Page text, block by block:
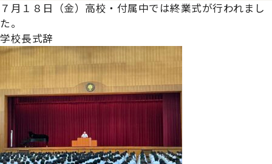
７月１８日（金）高校・付属中では終業式が行われまし
た。
学校長式辞